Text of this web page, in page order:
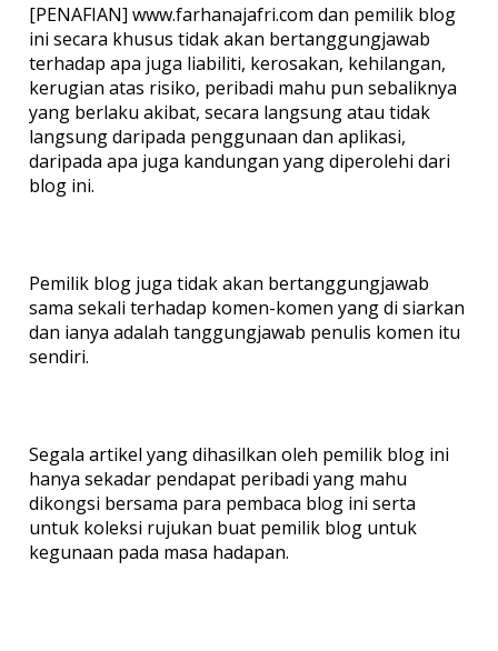
[PENAFIAN] www.farhanajafri.com dan pemilik blog
ini secara khusus tidak akan bertanggungjawab
terhadap apa juga liabiliti, kerosakan, kehilangan,
kerugian atas risiko, peribadi mahu pun sebaliknya
yang berlaku akibat, secara langsung atau tidak
langsung daripada penggunaan dan aplikasi,
daripada apa juga kandungan yang diperolehi dari
blog ini.
Pemilik blog juga tidak akan bertanggungjawab
sama sekali terhadap komen-komen yang di siarkan
dan ianya adalah tanggungjawab penulis komen itu
sendiri.
Segala artikel yang dihasilkan oleh pemilik blog ini
hanya sekadar pendapat peribadi yang mahu
dikongsi bersama para pembaca blog ini serta
untuk koleksi rujukan buat pemilik blog untuk
kegunaan pada masa hadapan.